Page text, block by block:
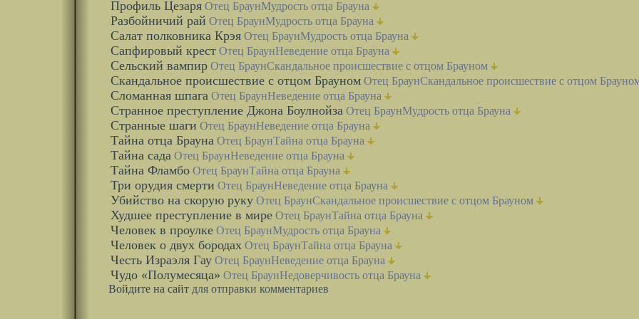
Профиль Цезаря Отец БраунМудрость отца Брауна
Разбойничий рай Отец БраунМудрость отца Брауна
Салат полковника Крэя Отец БраунМудрость отца Брауна
Сапфировый крест Отец БраунНеведение отца Брауна
Сельский вампир Отец БраунСкандальное происшествие с отцом Брауном
Скандальное происшествие с отцом Брауном Отец БраунСкандальное происшествие с отцом
Сломанная шпага Отец БраунНеведение отца Брауна
Странное преступление Джона Боулнойза Отец БраунМудрость отца Брауна
Странные шаги Отец БраунНеведение отца Брауна
Тайна отца Брауна Отец БраунТайна отца Брауна
Тайна сада Отец БраунНеведение отца Брауна
Тайна Фламбо Отец БраунТайна отца Брауна
Три орудия смерти Отец БраунНеведение отца Брауна
Убийство на скорую руку Отец БраунСкандальное происшествие с отцом Брауном
Худшее преступление в мире Отец БраунТайна отца Брауна
Человек в проулке Отец БраунМудрость отца Брауна
Человек о двух бородах Отец БраунТайна отца Брауна
Честь Израэля Гау Отец БраунНеведение отца Брауна
Чудо «Полумесяца» Отец БраунНедоверчивость отца Брауна
Войдите на сайт для отправки комментариев